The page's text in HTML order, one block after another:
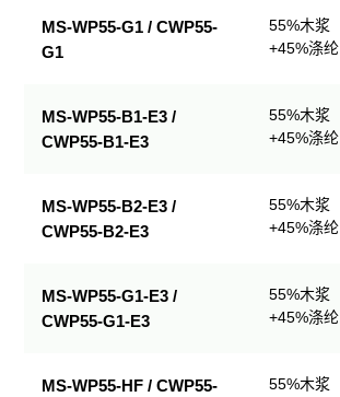
MS-WP55-G1 / CWP55-
G1
55%木浆
+45%涤纶
MS-WP55-B1-E3 /
CWP55-B1-E3
55%木浆
+45%涤纶
MS-WP55-B2-E3 /
CWP55-B2-E3
55%木浆
+45%涤纶
MS-WP55-G1-E3 /
CWP55-G1-E3
55%木浆
+45%涤纶
MS-WP55-HF / CWP55-
55%木浆